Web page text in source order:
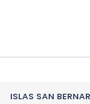
ISLAS SAN